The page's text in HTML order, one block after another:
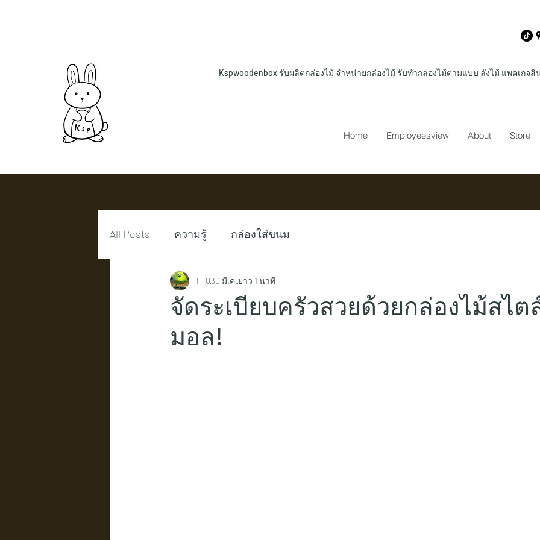
Kspwoodenbox รับผลิตกล่องไม้ จำหน่ายกล่องไม้ รับทำกล่องไม้ตามแบบ ลังไม้ แพคเกจ
Home Employeesview About Store
All Posts ความรู้ กล่องใส่ขนม
จัดระเบียบครัวสวยด้วยกล่องไม้สไ
มอล!
Hi Q30 มี.ค. ยาว 1 นาที